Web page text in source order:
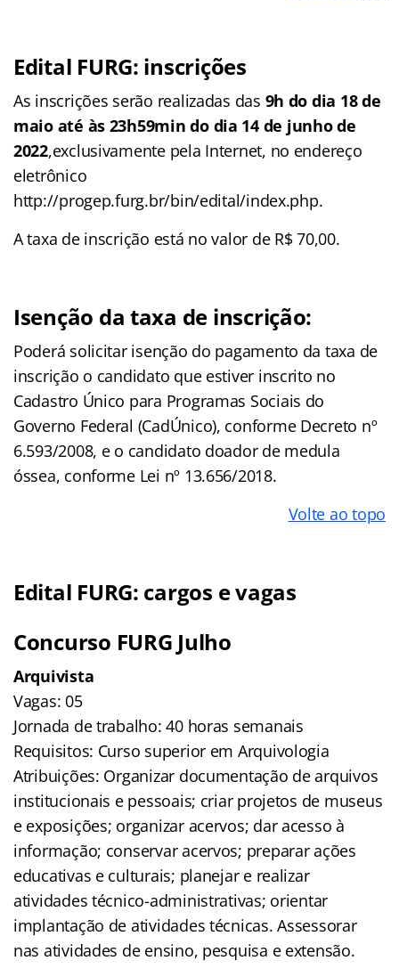
Edital FURG: inscrições
As inscrições serão realizadas das 9h do dia 18 de
maio até às 23h59min do dia 14 de junho de
2022,exclusivamente pela Internet, no endereço
eletrônico
http://progep.furg.br/bin/edital/index.php.
A taxa de inscrição está no valor de R$ 70,00.
Isenção da taxa de inscrição:
Poderá solicitar isenção do pagamento da taxa de
inscrição o candidato que estiver inscrito no
Cadastro Único para Programas Sociais do
Governo Federal (CadÚnico), conforme Decreto nº
6.593/2008, e o candidato doador de medula
óssea, conforme Lei nº 13.656/2018.
Volte ao topo
Edital FURG: cargos e vagas
Concurso FURG Julho
Arquivista
Vagas: 05
Jornada de trabalho: 40 horas semanais
Requisitos: Curso superior em Arquivologia
Atribuições: Organizar documentação de arquivos
institucionais e pessoais; criar projetos de museus
e exposições; organizar acervos; dar acesso à
informação; conservar acervos; preparar ações
educativas e culturais; planejar e realizar
atividades técnico-administrativas; orientar
implantação de atividades técnicas. Assessorar
nas atividades de ensino, pesquisa e extensão.